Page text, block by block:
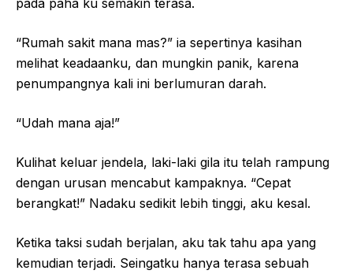
“Rumah sakit mana mas?” ia sepertinya kasihan
melihat keadaanku, dan mungkin panik, karena
penumpangnya kali ini berlumuran darah.
“Udah mana aja!”
Kulihat keluar jendela, laki-laki gila itu telah rampung
dengan urusan mencabut kampaknya. “Cepat
berangkat!” Nadaku sedikit lebih tinggi, aku kesal.
Ketika taksi sudah berjalan, aku tak tahu apa yang
kemudian terjadi. Seingatku hanya terasa sebuah